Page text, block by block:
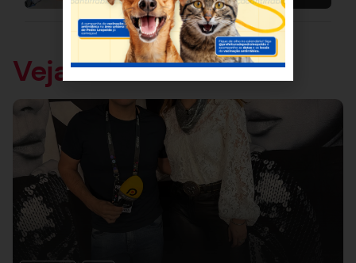
Veja também